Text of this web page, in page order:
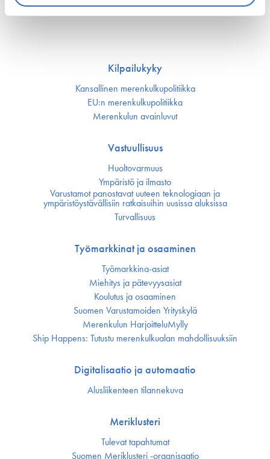
22. kesäkuuta 2026 - safety4sea.com
Kilpailukyky
Kansallinen merenkulku­politiikka
EU:n merenkulku­politiikka
Merenkulun avainluvut
Vastuullisuus
Huoltovarmuus
Ympäristö ja ilmasto
Varustamot panostavat uuteen teknologiaan ja
ympäristöystävällisiin ratkaisuihin uusissa aluksissa
Turvallisuus
Työmarkkinat ja osaaminen
Työmarkkina-asiat
Miehitys ja pätevyys­asiat
Koulutus ja osaaminen
Suomen Varustamoiden Yrityskylä
Merenkulun HarjoitteluMylly
Ship Happens: Tutustu merenkulkualan mahdollisuuksiin
Digitalisaatio ja automaatio
Alusliikenteen tilannekuva
Meriklusteri
Tulevat tapahtumat
Suomen Meriklusteri -organisaatio